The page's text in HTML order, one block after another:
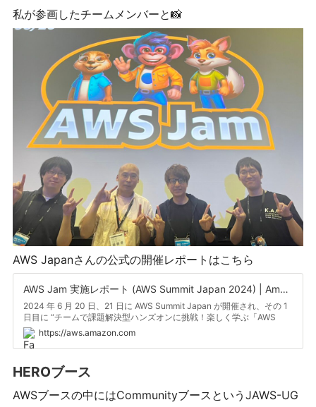
私が参画したチームメンバーと📸
AWS Japanさんの公式の開催レポートはこちら
AWS Jam 実施レポート (AWS Summit Japan 2024) | Amazon Web Services
2024 年 6 月 20 日、21 日に AWS Summit Japan が開催され、その 1
日目に “チームで課題解決型ハンズオンに挑戦！楽しく学ぶ「AWS
Jam」” を実施しました。本イベントには、クラウドスキルの向上を目
指す 112 名が 4 名ずつ 28 チームに分かれて参加し、熱戦が繰り広げ
られると同時にチーム内でのスキル共有や新たな発見に満ちた有意義
な時間となりました。 このブログでは当日の様子を伝えつつ、AWS
Jam がどのように AWS の学習やチームでのスキル共有などに役立て
Builder やクラスルームトレーニングを紹介します。
https://aws.amazon.com
HEROブース
AWSブースの中にはCommunityブースというJAWS-UG